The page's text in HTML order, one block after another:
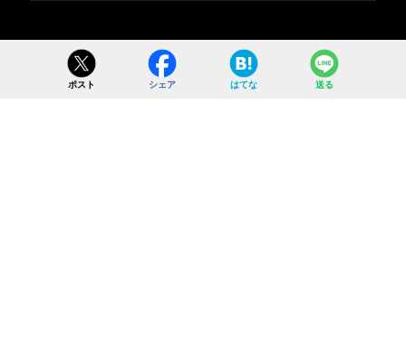
ポスト シェア はてな 送る